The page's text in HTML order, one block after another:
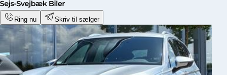
Ring nu Skriv til sælger